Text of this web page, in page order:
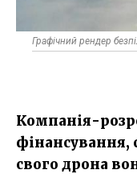
Графічний рендер
Компанія-
фінансування,
свого дрона